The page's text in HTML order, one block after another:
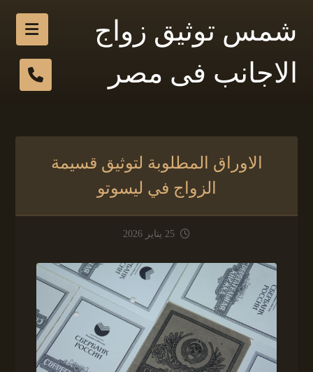
شمس توثيق زواج
الاجانب فى مصر
الاوراق المطلوبة لتوثيق قسيمة
الزواج في ليسوتو
25 يناير 2026